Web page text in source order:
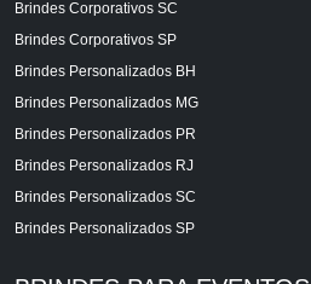
Brindes Corporativos SC
Brindes Corporativos SP
Brindes Personalizados BH
Brindes Personalizados MG
Brindes Personalizados PR
Brindes Personalizados RJ
Brindes Personalizados SC
Brindes Personalizados SP